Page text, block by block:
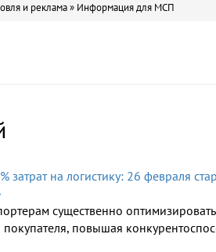
и реклама» Информация для МСП
затрат на логистику: 26 февраля
существенно
повышая